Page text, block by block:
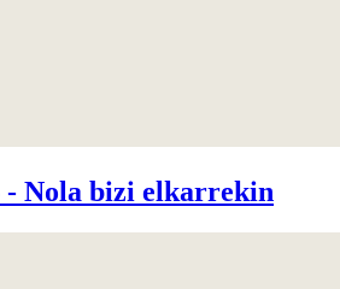
- Nola bizi elkarrekin